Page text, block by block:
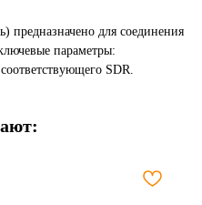
предназначено для соединения
параметры:
SDR.